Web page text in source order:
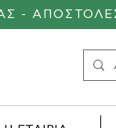
-